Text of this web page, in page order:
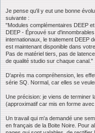
Je pense qu'il y eut une bonne
suivante :
"Modules complémentaires DEEP
DEEP - Éprouvé sur
internationaux, le traitement DEEP
est maintenant disponible dans votre
Pas de matériel tiers, pas de
de qualité studio sur chaque canal."
D'après ma compréhension, les
série SQ. Normal, car elles se
Une précision: je viens de terminer
(approximatif car mis en forme
Un travail qui m'a demandé une
en français de la Boite Noire. Pour